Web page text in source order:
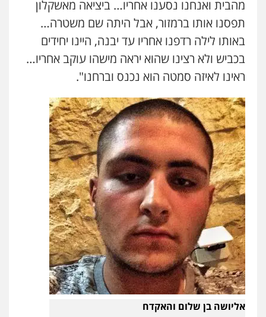
מהבית ואנחנו נסענו אחריו… ביציאה מאשקלון
תפסנו אותו ברמזור, אבל היתה שם משטרה…
באותו לילה רדפנו אחריו עד יבנה, היינו יחידים
בכביש ולא רצינו שהוא יראה מישהו עוקב אחריו…
ראינו לאיזה סמטה הוא נכנס וברחנו".
אליושה בן שלום והאקדח